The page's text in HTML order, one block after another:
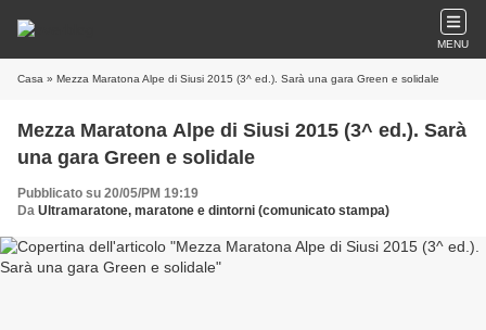
MENU
Casa » Mezza Maratona Alpe di Siusi 2015 (3^ ed.). Sarà una gara Green e solidale
Mezza Maratona Alpe di Siusi 2015 (3^ ed.). Sarà
una gara Green e solidale
Pubblicato su 20/05/PM 19:19
Da Ultramaratone, maratone e dintorni (comunicato stampa)